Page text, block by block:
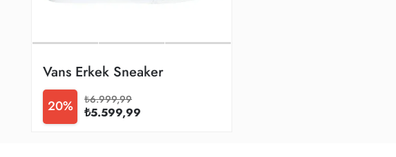
Vans Erkek Sneaker
20% ₺5.599,99
₺6.999,99